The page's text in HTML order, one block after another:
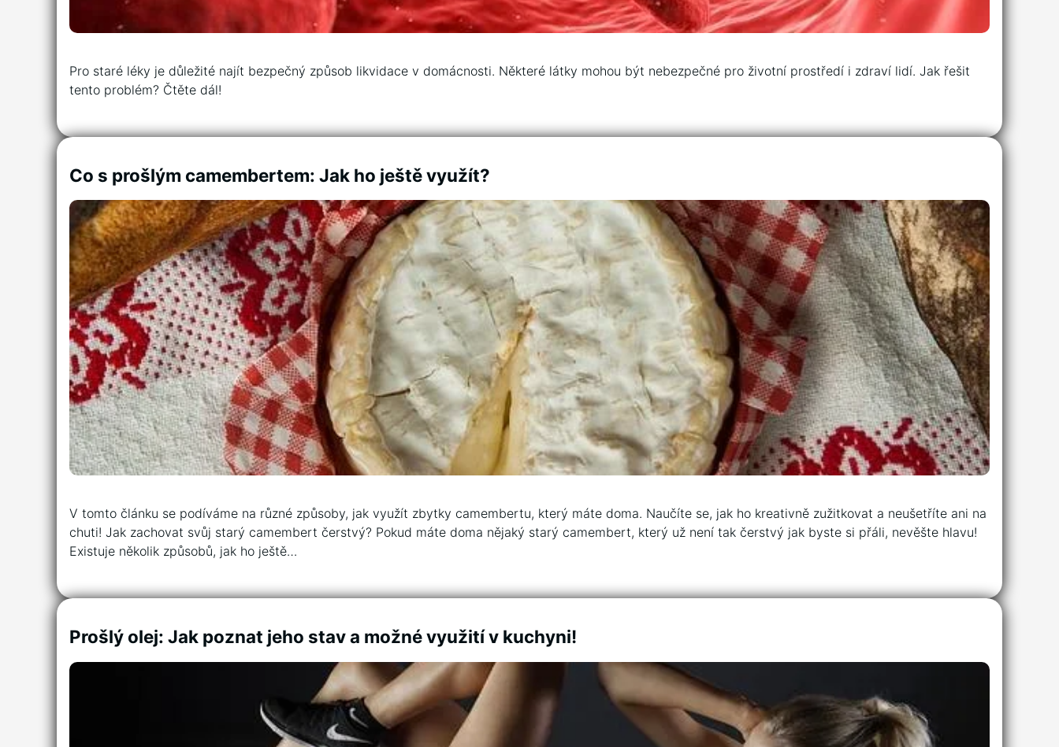
Pro staré léky je důležité najít bezpečný způsob likvidace v domácnosti. Některé látky mohou být nebezpečné pro životní prostředí i zdraví lidí. Jak řešit
tento problém? Čtěte dál!
Co s prošlým camembertem: Jak ho ještě využít?
V tomto článku se podíváme na‍ různé způsoby, jak využít zbytky camembertu, který máte doma. Naučíte se, jak ho kreativně zužitkovat a neušetříte ani na
chuti! Jak zachovat svůj starý camembert čerstvý? Pokud máte doma ‌nějaký starý camembert, který už není tak čerstvý jak byste si přáli, ⁣nevěšte hlavu!
Existuje několik‍ způsobů,‌ jak ho ještě…
Prošlý olej: Jak poznat jeho stav a možné využití v kuchyni!